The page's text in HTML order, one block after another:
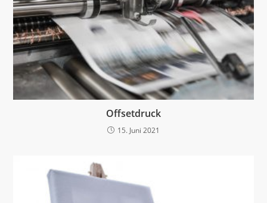
Offsetdruck
15. Juni 2021